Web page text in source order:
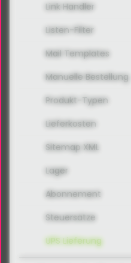
Link Handler
Listen-Filter
Mail Templates
Manuelle Bestellung
Produkt-Typen
Lieferkosten
Sitemap XML
Lager
Abonnement
Steuersätze
UPS Lieferung